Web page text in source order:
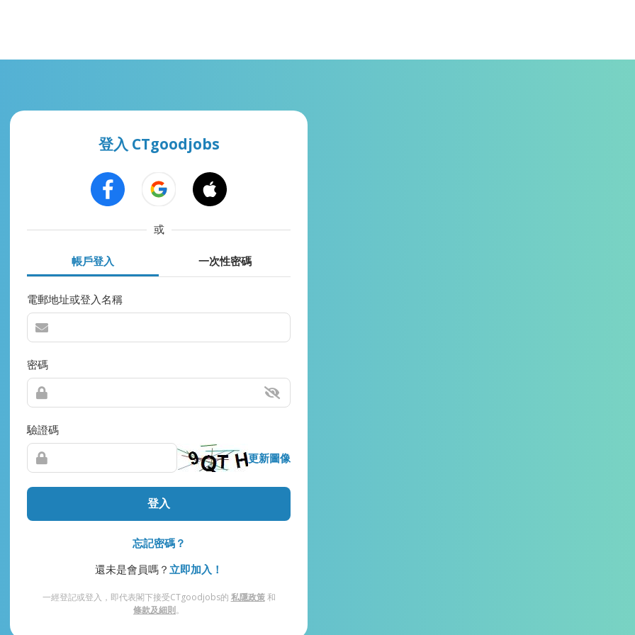
登入 CTgoodjobs
或
帳戶登入 一次性密碼
電郵地址或登入名稱
密碼
驗證碼
更新圖像
登入
忘記密碼？
還未是會員嗎？ 立即加入！
一經登記或登入，即代表閣下接受CTgoodjobs的 私隱政策和
條款及細則。